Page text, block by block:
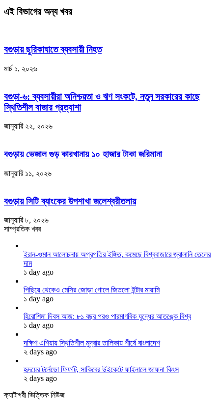
এই বিভাগের অন্য খবর
বগুড়ায় ছুরিকাঘাতে ব্যবসায়ী নিহত
মার্চ ১, ২০২৬
বগুড়া-৬: ব্যবসায়ীরা অনিশ্চয়তা ও ঋণ সংকটে, নতুন সরকারের কাছে
স্থিতিশীল বাজার প্রত্যাশা
জানুয়ারি ২২, ২০২৬
বগুড়ায় ভেজাল গুড় কারখানায় ১০ হাজার টাকা জরিমানা
জানুয়ারি ১১, ২০২৬
বগুড়ায় সিটি ব্যাংকের উপশাখা জলেশ্বরীতলায়
জানুয়ারি ৮, ২০২৬
সাম্প্রতিক খবর
ইরান-ওমান আলোচনায় অগ্রগতির ইঙ্গিত, কমেছে বিশ্ববাজারে জ্বালানি তেলের
দাম
১ day ago
পিছিয়ে থেকেও মেসির জোড়া গোলে জিতলো ইন্টার মায়ামি
১ day ago
হিরোশিমা দিবস আজ: ৮১ বছর পরও পারমাণবিক যুদ্ধের আতঙ্কে বিশ্ব
১ day ago
দক্ষিণ এশিয়ায় স্থিতিশীল মুদ্রার তালিকায় শীর্ষে বাংলাদেশ
২ days ago
হৃদয়ের টর্নেডো ফিফটি, সাকিবের উইকেটে ফাইনালে জাফনা কিংস
২ days ago
ক্যাটাগরী ভিত্তিক নিউজ